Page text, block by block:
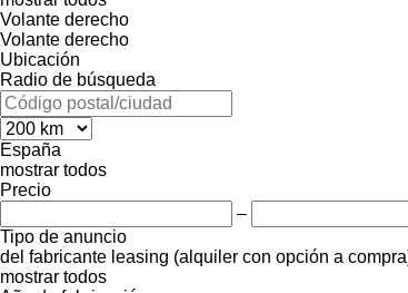
Volante derecho
Volante derecho
Ubicación
Radio de búsqueda
España
mostrar todos
Precio
–
Tipo de anuncio
del fabricante leasing (alquiler con opción a
mostrar todos